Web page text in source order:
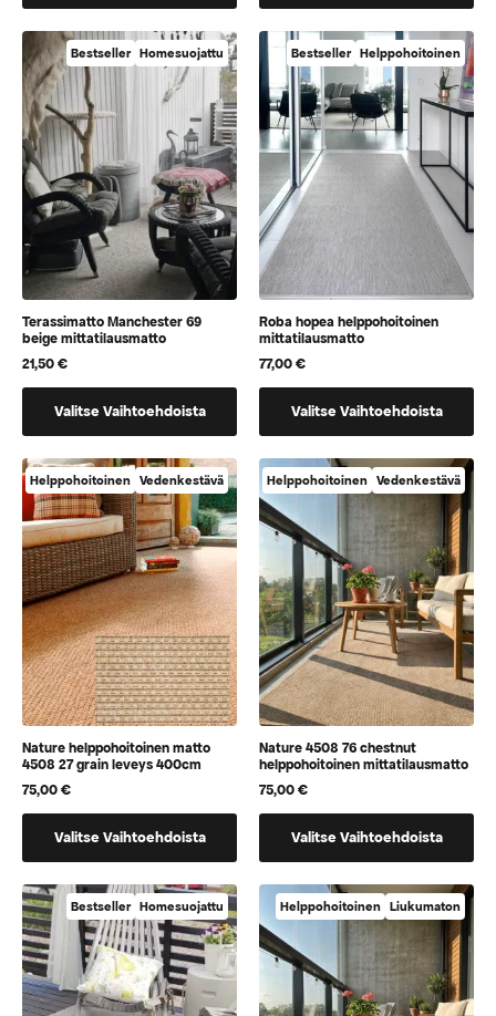
vaihtoehtoja,
jotka
voidaan
valita
tuotteen
sivulla
vaihtoehtoja,
jotka
voidaan
valita
tuotteen
sivulla
Bestseller Homesuojattu
Terassimatto Manchester 69
beige mittatilausmatto
21,50€
Valitse Vaihtoehdoista
tuotteella
vaihtoehtoja,
jotka
voidaan
valita
tuotteen
sivulla
Bestseller Helppohoitoinen
Roba hopea helppohoitoinen
mittatilausmatto
77,00€
Valitse Vaihtoehdoista
tuotteella
vaihtoehtoja,
jotka
voidaan
valita
tuotteen
sivulla
Helppohoitoinen Vedenkestävä
Nature helppohoitoinen matto
4508 27 grain leveys 400cm
75,00€
Valitse Vaihtoehdoista
vaihtoehtoja,
jotka
voidaan
valita
tuotteen
Helppohoitoinen Vedenkestävä
Nature 4508 76 chestnut
helppohoitoinen mittatilausmatto
75,00€
Valitse Vaihtoehdoista
vaihtoehtoja,
jotka
voidaan
valita
tuotteen
Bestseller Homesuojattu Helppohoitoinen Liukumaton